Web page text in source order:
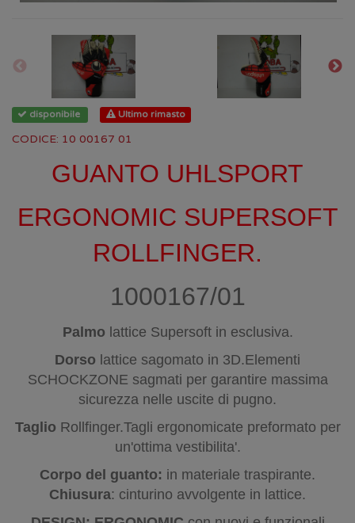
disponibile Ultimo rimasto
CODICE: 10 00167 01
GUANTO UHLSPORT
ERGONOMIC SUPERSOFT
ROLLFINGER.
1000167/01
Palmo lattice Supersoft in esclusiva.
Dorso lattice sagomato in 3D.Elementi
SCHOCKZONE sagmati per garantire massima
sicurezza nelle uscite di pugno.
Taglio Rollfinger.Tagli ergonomicate preformato per
un'ottima vestibilita'.
Corpo del guanto: in materiale traspirante.
Chiusura: cinturino avvolgente in lattice.